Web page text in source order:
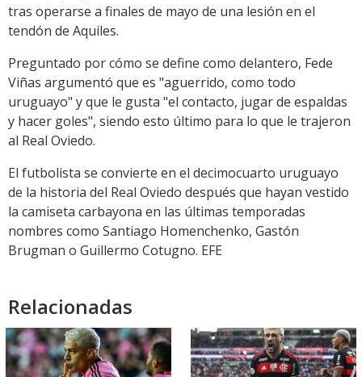
tras operarse a finales de mayo de una lesión en el
tendón de Aquiles.
Preguntado por cómo se define como delantero, Fede
Viñas argumentó que es "aguerrido, como todo
uruguayo" y que le gusta "el contacto, jugar de espaldas
y hacer goles", siendo esto último para lo que le trajeron
al Real Oviedo.
El futbolista se convierte en el decimocuarto uruguayo
de la historia del Real Oviedo después que hayan vestido
la camiseta carbayona en las últimas temporadas
nombres como Santiago Homenchenko, Gastón
Brugman o Guillermo Cotugno. EFE
Relacionadas